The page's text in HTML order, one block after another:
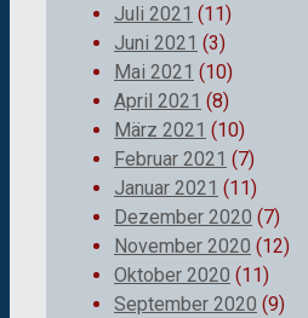
Juli 2021 (11)
Juni 2021 (3)
Mai 2021 (10)
April 2021 (8)
März 2021 (10)
Februar 2021 (7)
Januar 2021 (11)
Dezember 2020 (7)
November 2020 (12)
Oktober 2020 (11)
September 2020 (9)